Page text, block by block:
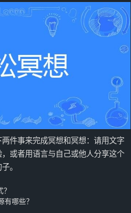
件事来完成冥想和冥想：请用文字
或者用语言与自己或他人分享这个
。
哪些？